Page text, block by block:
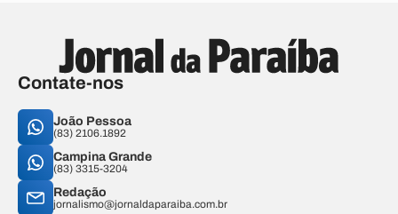
Contate-nos
João Pessoa
(83) 2106.1892
Campina Grande
(83) 3315-3204
Redação
jornalismo@jornaldaparaiba.com.br